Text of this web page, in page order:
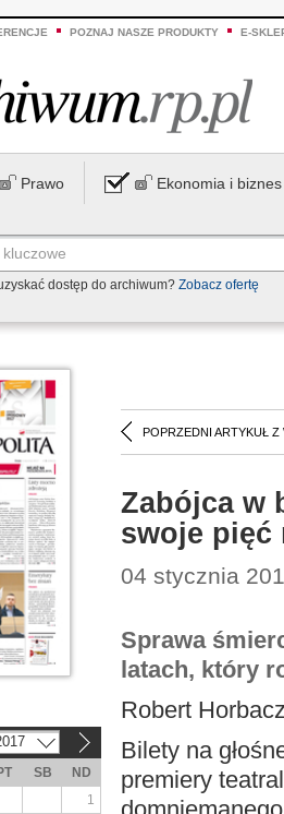
POZNAJ NASZE PRODUKTY E-
Prawo Ekonomia i biznes
dostęp do archiwum? Zobacz ofertę
POPRZEDNI ARTYKUŁ Z
Zabójca w
swoje pięć
04 stycznia
Sprawa
latach, który
Robert
Bilety na
premiery
SB
ND
1